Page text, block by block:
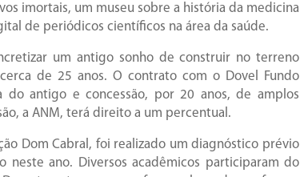
imortais, um museu sobre a história da medicina
de periódicos científicos na área da saúde.
um antigo sonho de construir no terreno
de 25 anos. O contrato com o Dovel Fundo
antigo e concessão, por 20 anos, de amplos
a ANM, terá direito a um percentual.
Dom Cabral, foi realizado um diagnóstico prévio
ano. Diversos acadêmicos participaram do